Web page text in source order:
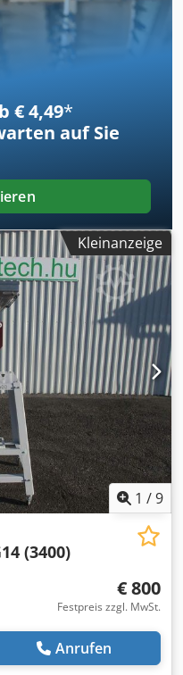
€ 4,49*
auf Sie
Kleinanzeige
1 /9
(3400)
€ 800
Festpreis zzgl. MwSt.
Anrufen